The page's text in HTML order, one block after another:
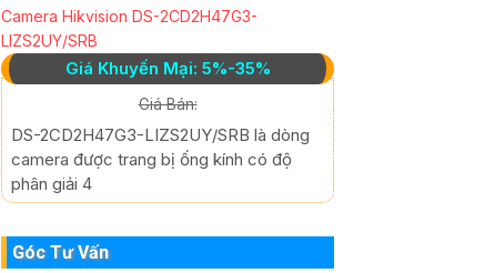
Camera Hikvision DS-2CD2H47G3-
LIZS2UY/SRB
Giá Khuyến Mại: 5%-35%
Giá Bán:
DS-2CD2H47G3-LIZS2UY/SRB là dòng
camera được trang bị ống kính có độ
phân giải 4
Góc Tư Vấn